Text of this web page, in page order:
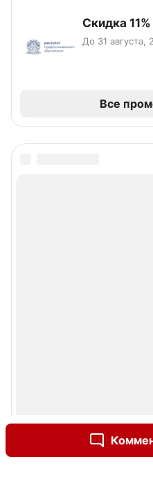
Скидка
До 31 августа,
Все